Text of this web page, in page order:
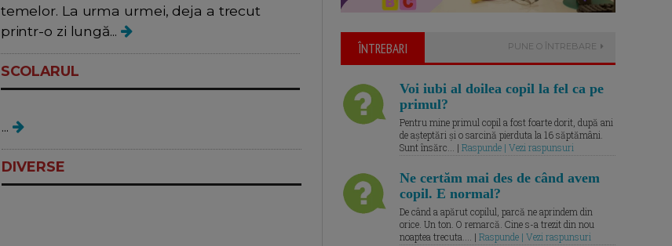
temelor. La urma urmei, deja a trecut
printr-o zi lungă...
SCOLARUL
Teme
...
DIVERSE
ÎNTREBARI PUNE O ÎNTREBARE
Voi iubi al doilea copil la fel ca pe
primul?
Pentru mine primul copil a fost foarte dorit, după ani
de așteptări și o sarcină pierduta la 16 săptămâni.
Sunt însărc... | Raspunde | Vezi raspunsuri
Ne certăm mai des de când avem
copil. E normal?
De când a apărut copilul, parcă ne aprindem din
orice. Un ton. O remarcă. Cine s-a trezit din nou
noaptea trecuta.... | Raspunde | Vezi raspunsuri